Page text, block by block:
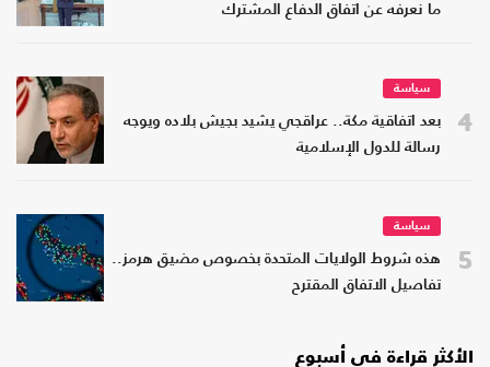
ما نعرفه عن اتفاق الدفاع المشترك
4
سياسة
بعد اتفاقية مكة.. عراقجي يشيد بجيش بلاده ويوجه
رسالة للدول الإسلامية
5
سياسة
هذه شروط الولايات المتحدة بخصوص مضيق هرمز..
تفاصيل الاتفاق المقترح
الأكثر قراءة في أسبوع